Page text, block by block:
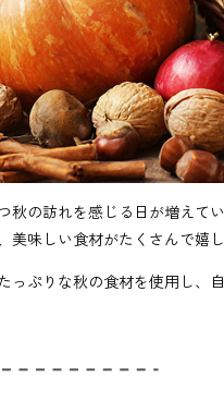
の訪れを感じる日が増えてい
美味しい食材がたくさんで嬉し
っぷりな秋の食材を使用し、